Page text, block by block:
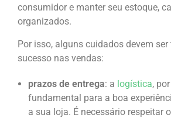
consumidor e manter seu estoque,
organizados.
Por isso, alguns cuidados devem
sucesso nas vendas:
prazos de entrega: a logística,
fundamental para a boa
a sua loja. É necessário respeitar